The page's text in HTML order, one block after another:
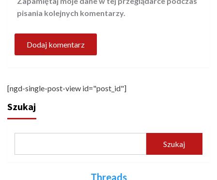
pisania kolejnych komentarzy.
[ngd-single-post-view id="post_id"]
Szukaj
Szukaj
Threads